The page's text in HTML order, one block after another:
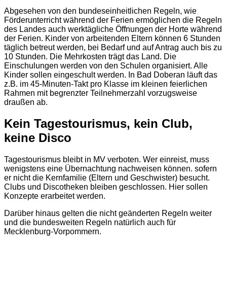
Abgesehen von den bundeseinheitlichen Regeln, wie
Förderunterricht während der Ferien ermöglichen die Regeln
des Landes auch werktägliche Öffnungen der Horte während
der Ferien. Kinder von arbeitenden Eltern können 6 Stunden
täglich betreut werden, bei Bedarf und auf Antrag auch bis zu
10 Stunden. Die Mehrkosten trägt das Land. Die
Einschulungen werden von den Schulen organisiert. Alle
Kinder sollen eingeschult werden. In Bad Doberan läuft das
z.B. im 45-Minuten-Takt pro Klasse im kleinen feierlichen
Rahmen mit begrenzter Teilnehmerzahl vorzugsweise
draußen ab.
Kein Tagestourismus, kein Club,
keine Disco
Tagestourismus bleibt in MV verboten. Wer einreist, muss
wenigstens eine Übernachtung nachweisen können. sofern
er nicht die Kernfamilie (Eltern und Geschwister) besucht.
Clubs und Discotheken bleiben geschlossen. Hier sollen
Konzepte erarbeitet werden.
Darüber hinaus gelten die nicht geänderten Regeln weiter
und die bundesweiten Regeln natürlich auch für
Mecklenburg-Vorpommern.